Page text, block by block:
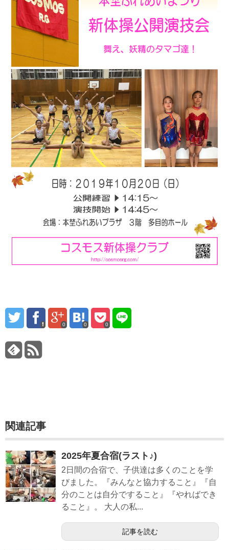
0 0 0
関連記事
2025年夏合宿(ラスト♪)
2日間の合宿で、子供達は多くのことを学
びました。『みんなと協力すること』『自
分のことは自分ですること』『やればでき
ること』。 大人の私...
記事を読む